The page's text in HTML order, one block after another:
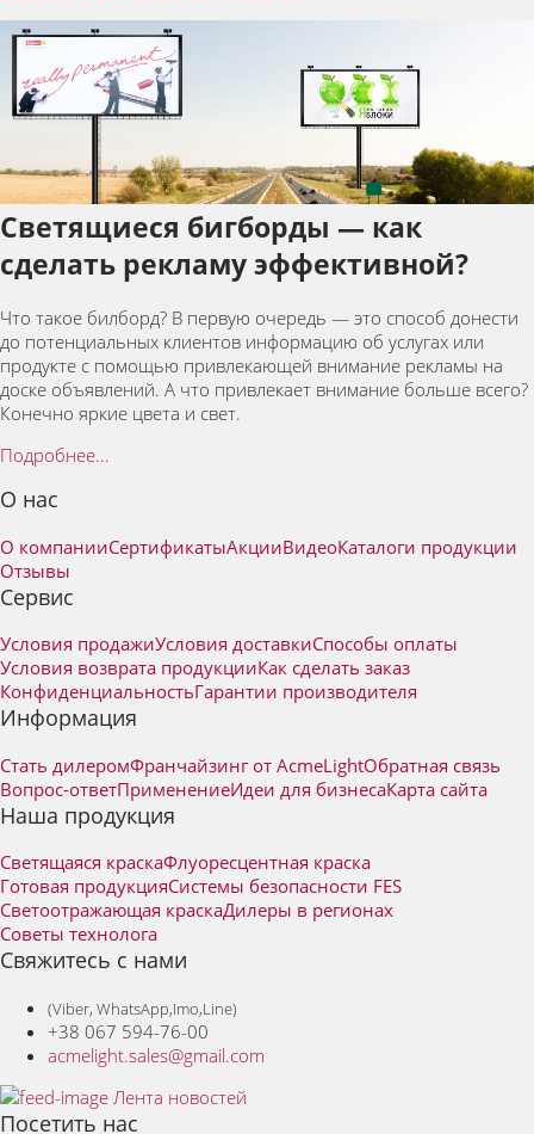
Светящиеся бигборды — как
сделать рекламу эффективной?
Что такое билборд? В первую очередь — это способ донести
до потенциальных клиентов информацию об услугах или
продукте с помощью привлекающей внимание рекламы на
доске объявлений. А что привлекает внимание больше всего?
Конечно яркие цвета и свет.
Подробнее...
О нас
О компанииСертификатыАкцииВидеоКаталоги продукции
Отзывы
Сервис
Условия продажиУсловия доставкиСпособы оплаты
Условия возврата продукцииКак сделать заказ
КонфиденциальностьГарантии производителя
Информация
Стать дилеромФранчайзинг от AcmeLightОбратная связь
Вопрос-ответПрименениеИдеи для бизнесаКарта сайта
Наша продукция
Светящаяся краскаФлуоресцентная краска
Готовая продукцияСистемы безопасности FES
Светоотражающая краскаДилеры в регионах
Советы технолога
Свяжитесь с нами
(Viber, WhatsApp,Imo,Line)
+38 067 594-76-00
acmelight.sales@gmail.com
Лента новостей
Посетить нас